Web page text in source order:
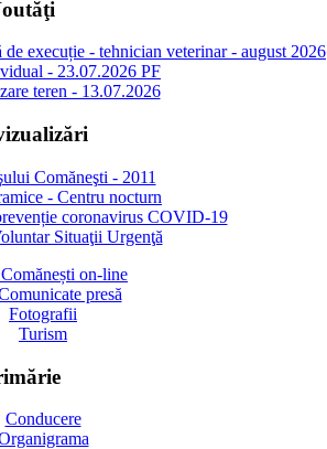
execuție - tehnician veterinar - august 2026
- 23.07.2026 PF
teren - 13.07.2026
Comăneşti - 2011
- Centru nocturn
coronavirus COVID-19
Situaţii Urgenţă
on-line
presă
Fotografii
Turism
Conducere